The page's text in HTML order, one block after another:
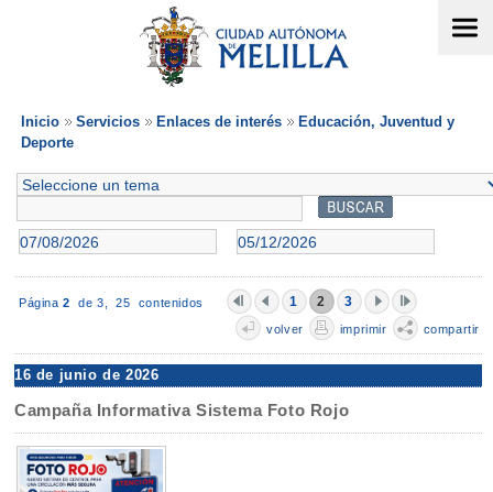
Inicio Servicios Enlaces de interés
Educación, Juventud y
Deporte
Página 2 de 3,25 contenidos 1 2 3
volver imprimir compartir
16 de junio de 2026
Campaña Informativa Sistema Foto Rojo